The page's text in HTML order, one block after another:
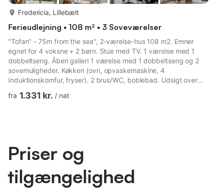
Fredericia, Lillebælt
Ferieudlejning • 108 m² • 3 Soveværelser
"Tofan" - 75m from the sea", 2-værelse-hus 108 m2. Emner
egnet for 4 voksne + 2 børn. Stue med TV. 1 værelse med 1
dobbeltseng. Åben galleri 1 værelse med 1 dobbeltseng og 2
sovemuligheder. Køkken (ovn, opvaskemaskine, 4
Induktionskomfur, fryser). 2 brus/WC, boblebad. Udsigt over
venligst: ikke-ryger lejlighed. Bookinger er kun tilladt til
fra 1.331 kr. / nat
Priser og
tilgængelighed